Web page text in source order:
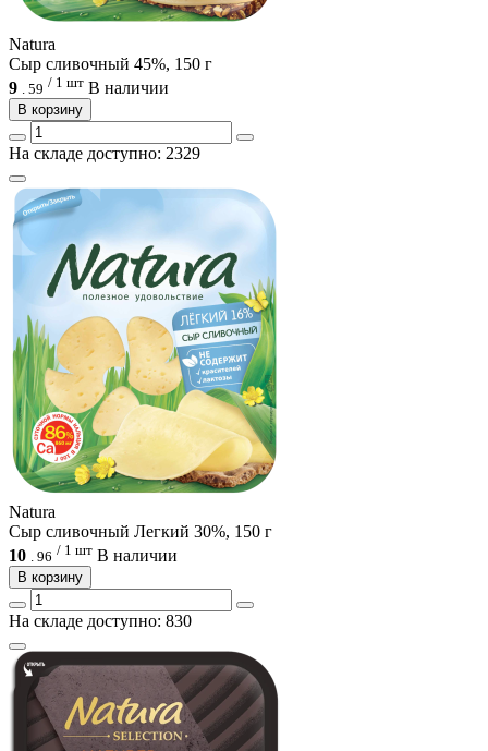
Natura
Сыр сливочный 45%, 150 г
9
59 / 1 шт В наличии
В корзину
На складе доступно: 2329
Natura
Сыр сливочный Легкий 30%, 150 г
10 . 96 / 1 шт В наличии
В корзину
На складе доступно: 830